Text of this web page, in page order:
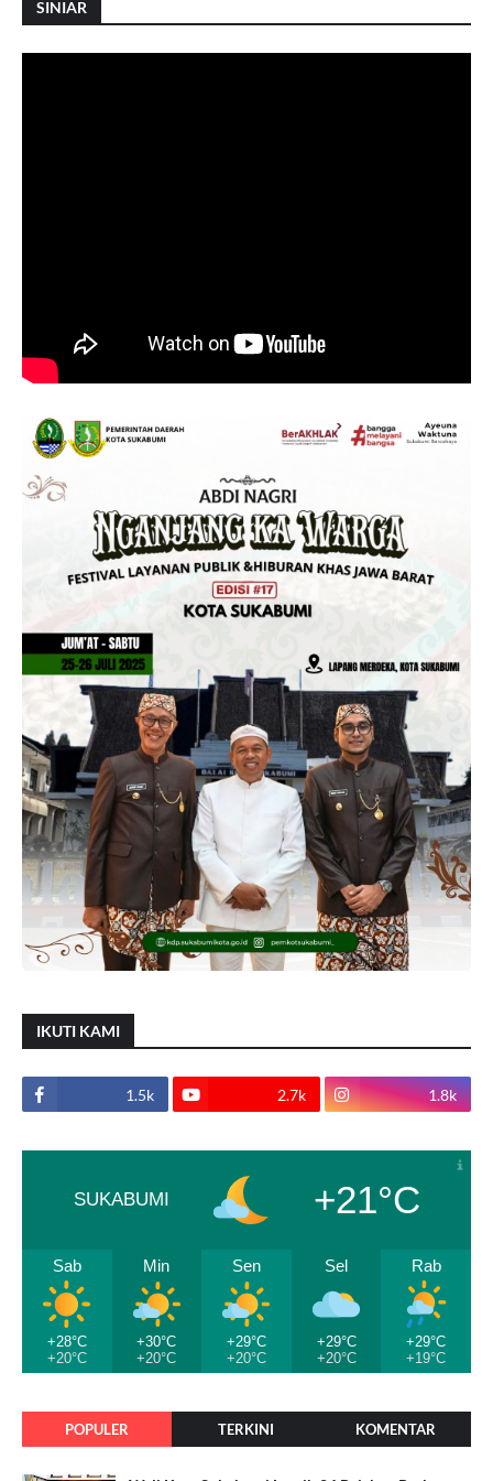
SINIAR
IKUTI KAMI
1.5k 2.7k 1.8k
SUKABUMI +21°C
Sab
+28°C
+20°C
Min
+30°C
+20°C
Sen
+29°C
+20°C
Sel
+29°C
+20°C
Rab
+29°C
+19°C
POPULER TERKINI KOMENTAR